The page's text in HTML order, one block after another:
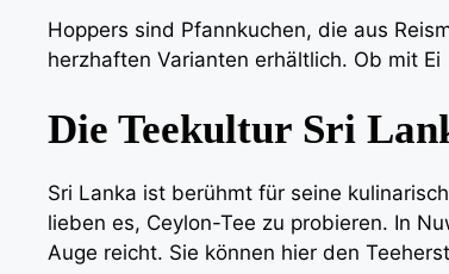
Hoppers sind Pfannkuchen, die aus
herzhaften Varianten erhältlich. Ob mit Ei
Die Teekultur Sri
Sri Lanka ist berühmt für seine
lieben es, Ceylon-Tee zu probieren. In
Auge reicht. Sie können hier den